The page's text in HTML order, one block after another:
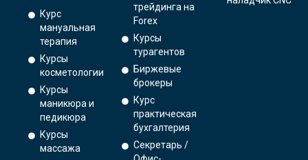
Курс
мануальная
терапия
Курсы
косметологии
Курсы
маникюра и
педикюра
Курсы
массажа
трейдинга на
Forex
Курсы
турагентов
Биржевые
брокеры
Курс
практическая
бухгалтерия
Секретарь /